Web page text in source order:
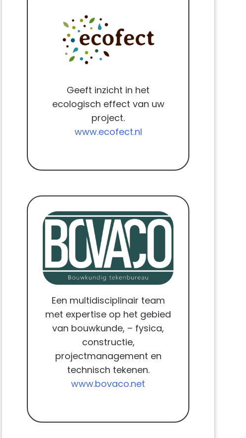
Geeft inzicht in het
ecologisch effect van uw
project.
www.ecofect.nl
Een multidisciplinair team
met expertise op het gebied
van bouwkunde, – fysica,
constructie,
projectmanagement en
technisch tekenen.
www.bovaco.net